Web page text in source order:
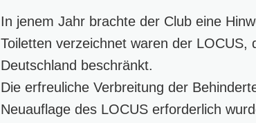
In jenem Jahr brachte der Club eine
Toiletten verzeichnet waren der
Deutschland beschränkt.
Die erfreuliche Verbreitung der
Neuauflage des LOCUS erforderlich